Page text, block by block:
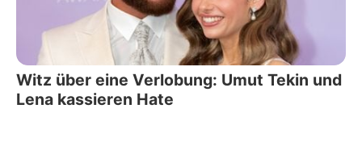
Witz über eine Verlobung: Umut Tekin und
Lena kassieren Hate